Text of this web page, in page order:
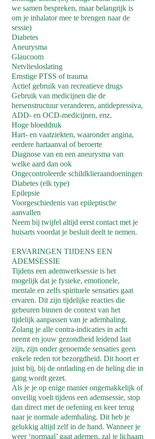
we samen bespreken, maar belangrijk is
om je inhalator mee te brengen naar de
sessie)
Diabetes
Aneurysma
Glaucoom
Netvliesloslating
Ernstige PTSS of trauma
Actief gebruik van recreatieve drugs
Gebruik van medicijnen die de
hersenstructuur veranderen, antidepressiva,
ADD- en OCD-medicijnen, enz.
Hoge bloeddruk
Hart- en vaatziekten, waaronder angina,
eerdere hartaanval of beroerte
Diagnose van en een aneurysma van
welke aard dan ook
Ongecontroleerde schildklieraandoeningen
Diabetes (elk type)
Epilepsie
Voorgeschiedenis van epileptische
aanvallen
Neem bij twijfel altijd eerst contact met je
huisarts voordat je besluit deelt te nemen.
ERVARINGEN TIJDENS EEN
ADEMSESSIE
​Tijdens een ademwerksessie is het
mogelijk dat je fysieke, emotionele,
mentale en zelfs spirituele sensaties gaat
ervaren. Dit zijn tijdelijke reacties die
gebeuren binnen de context van het
tijdelijk aanpassen van je ademhaling.
Zolang je alle contra-indicaties in acht
neemt en jouw gezondheid leidend laat
zijn, zijn onder genoemde sensaties geen
enkele reden tot bezorgdheid. Dit hoort er
juist bij, bij de ontlading en de heling die in
gang wordt gezet.
Als je je op enige manier ongemakkelijk of
onveilig voelt tijdens een ademsessie, stop
dan direct met de oefening en keer terug
naar je normale ademhaling. Dit heb je
gelukkig altijd zelf in de hand. Wanneer je
weer ‘normaal’ gaat ademen, zal je lichaam